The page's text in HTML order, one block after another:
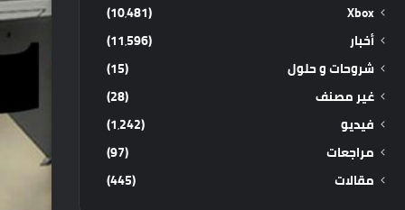
Xbox
(10٬481)
أخبار
(11٬596)
شروحات و حلول
(15)
غير مصنف
(28)
فيديو
(1٬242)
مراجعات
(97)
مقالات
(445)